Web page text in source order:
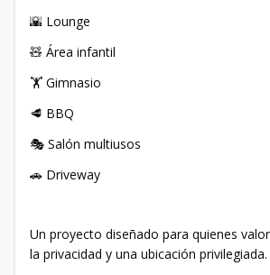
🌇 Lounge
🧸 Área infantil
🏋️ Gimnasio
🥩 BBQ
🎭 Salón multiusos
🚗 Driveway
Un proyecto diseñado para quienes
la privacidad y una ubicación privilegiada.